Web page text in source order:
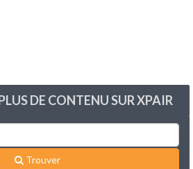
DE CONTENU SUR XPAIR
Trouver